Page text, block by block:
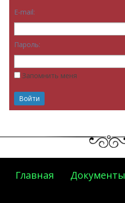
E-mail:
Пароль:
Запомнить меня
Главная Документы